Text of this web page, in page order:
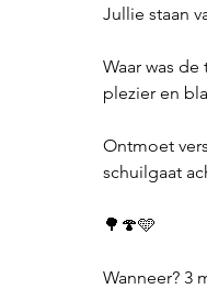
Jullie staan
Waar was
plezier en
Ontmoet
schuilgaat
🌳🍄🩵
Wanneer? 3